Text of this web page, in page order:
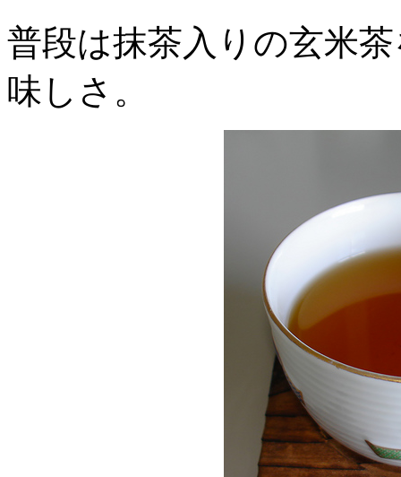
普段は抹茶入りの玄米
味しさ。